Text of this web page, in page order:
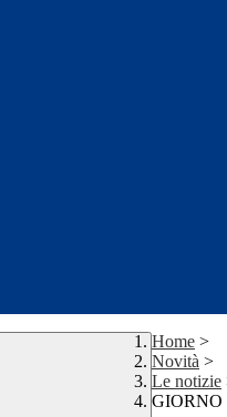
Home >
Novità >
Le notizie